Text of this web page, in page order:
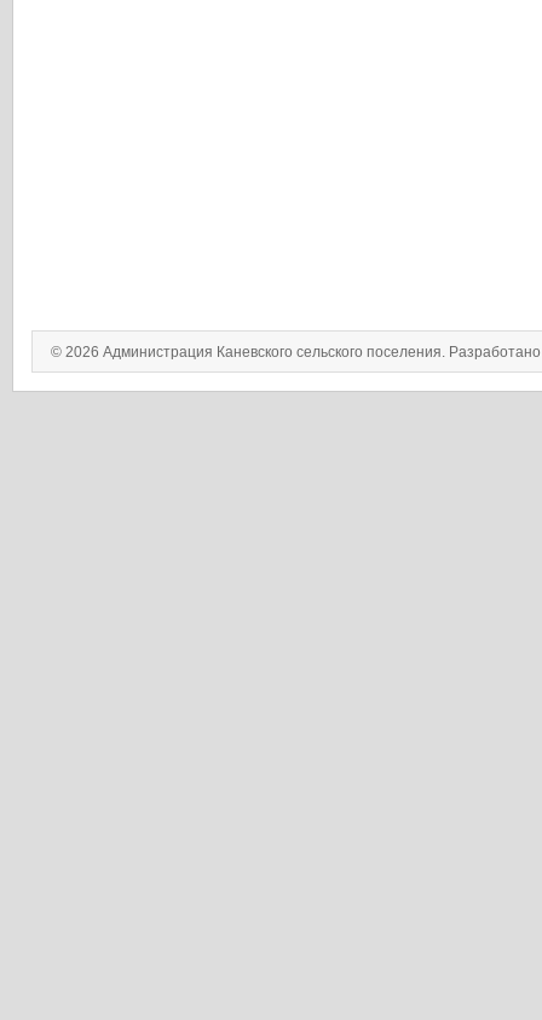
© 2026 Администрация Каневского сельского поселения.